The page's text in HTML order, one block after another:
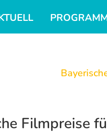
Filmpreise